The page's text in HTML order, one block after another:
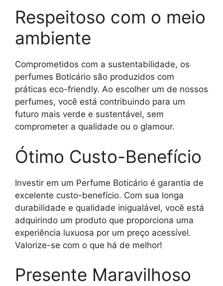
Respeitoso com o meio
ambiente
Comprometidos com a sustentabilidade, os
perfumes Boticário são produzidos com
práticas eco-friendly. Ao escolher um de nossos
perfumes, você está contribuindo para um
futuro mais verde e sustentável, sem
comprometer a qualidade ou o glamour.
Ótimo Custo-Benefício
Investir em um Perfume Boticário é garantia de
excelente custo-benefício. Com sua longa
durabilidade e qualidade inigualável, você está
adquirindo um produto que proporciona uma
experiência luxuosa por um preço acessível.
Valorize-se com o que há de melhor!
Presente Maravilhoso